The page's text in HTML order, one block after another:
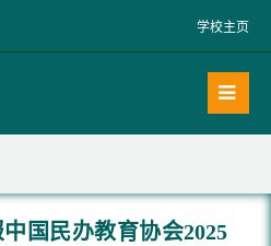
学校主页
国民办教育协会2025